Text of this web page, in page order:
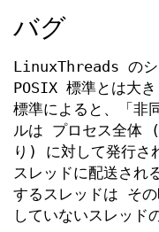
バグ
LinuxThreads のシ
POSIX 標準とは大
標準によると、「
ルは プロセス全体 (
り) に対して発行
スレッドに配送され
するスレッドは そ
していないスレッド